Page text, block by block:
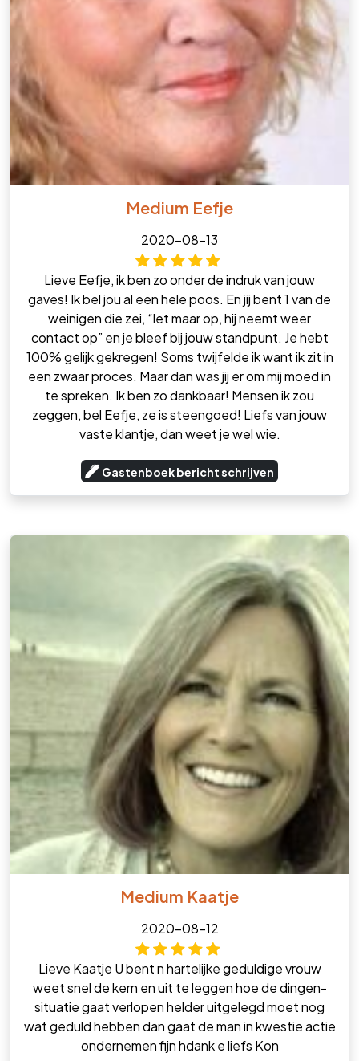
Medium Eefje
2020-08-13
Lieve Eefje, ik ben zo onder de indruk van jouw
gaves! Ik bel jou al een hele poos. En jij bent 1 van de
weinigen die zei, “let maar op, hij neemt weer
contact op” en je bleef bij jouw standpunt. Je hebt
100% gelijk gekregen! Soms twijfelde ik want ik zit in
een zwaar proces. Maar dan was jij er om mij moed in
te spreken. Ik ben zo dankbaar! Mensen ik zou
zeggen, bel Eefje, ze is steengoed! Liefs van jouw
vaste klantje, dan weet je wel wie.
Gastenboek bericht schrijven
Medium Kaatje
2020-08-12
Lieve Kaatje U bent n hartelijke geduldige vrouw
weet snel de kern en uit te leggen hoe de dingen-
situatie gaat verlopen helder uitgelegd moet nog
wat geduld hebben dan gaat de man in kwestie actie
ondernemen fijn hdank e liefs Kon